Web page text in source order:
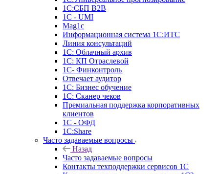
1С:СБП B2B
1C - UMI
Mag1c
Информационная система 1С:ИТС
Линия консультаций
1С: Облачный архив
1С: КП Отраслевой
1С- Финконтроль
Отвечает аудитор
1С: Бизнес обучение
1С: Сканер чеков
Премиальная поддержка корпоративных
клиентов
1С - ОФД
1С:Share
Часто задаваемые вопросы
Назад
Часто задаваемые вопросы
Контакты техподдержки сервисов 1С